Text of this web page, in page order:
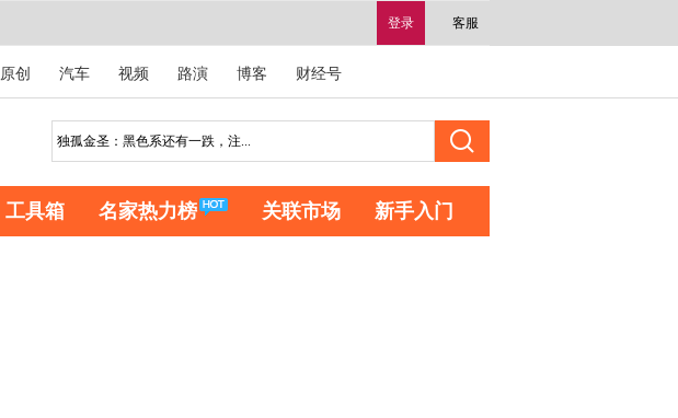
登录 客服
原创 汽车 视频 路演 博客 财经号
工具箱 名家热力榜 关联市场 新手入门